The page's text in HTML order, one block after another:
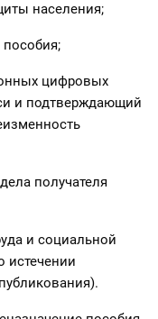
населения;
цифровых
и подтверждающий
получателя
и социальной
истечении